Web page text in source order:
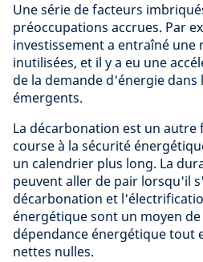
Une série de facteurs
préoccupations accrues. Par
investissement a entraîné une
inutilisées, et il y a eu une
de la demande d'énergie dans
émergents.
La décarbonation est un autre
course à la sécurité
un calendrier plus long. La
peuvent aller de pair lorsqu'il
décarbonation et
énergétique sont un moyen
dépendance énergétique tout
nettes nulles.